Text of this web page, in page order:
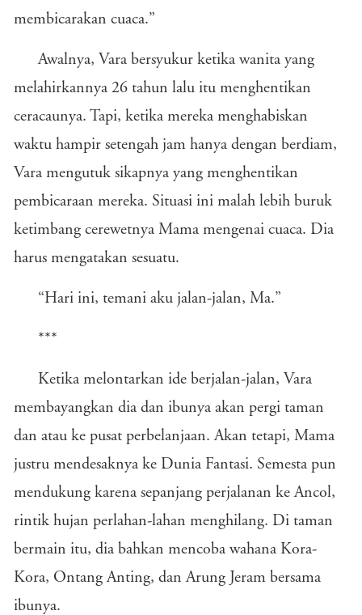
membicarakan cuaca.”
Awalnya, Vara bersyukur ketika wanita yang
melahirkannya 26 tahun lalu itu menghentikan
ceracaunya. Tapi, ketika mereka menghabiskan
waktu hampir setengah jam hanya dengan berdiam,
Vara mengutuk sikapnya yang menghentikan
pembicaraan mereka. Situasi ini malah lebih buruk
ketimbang cerewetnya Mama mengenai cuaca. Dia
harus mengatakan sesuatu.
“Hari ini, temani aku jalan-jalan, Ma.”
***
Ketika melontarkan ide berjalan-jalan, Vara
membayangkan dia dan ibunya akan pergi taman
dan atau ke pusat perbelanjaan. Akan tetapi, Mama
justru mendesaknya ke Dunia Fantasi. Semesta pun
mendukung karena sepanjang perjalanan ke Ancol,
rintik hujan perlahan-lahan menghilang. Di taman
bermain itu, dia bahkan mencoba wahana Kora-
Kora, Ontang Anting, dan Arung Jeram bersama
ibunya.